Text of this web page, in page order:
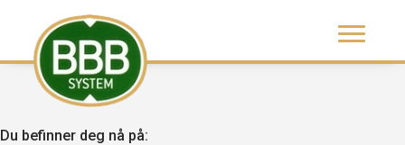
Du befinner deg nå på: